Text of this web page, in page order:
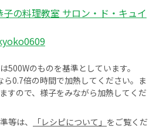
子の料理教室 サロン・ド・キュイ
500Wのものを基準としています。
0.7倍の時間で加熱してください。ま
すので、様子をみながら加熱してくだ
等は、
「レシピについて」 をご覧くだ